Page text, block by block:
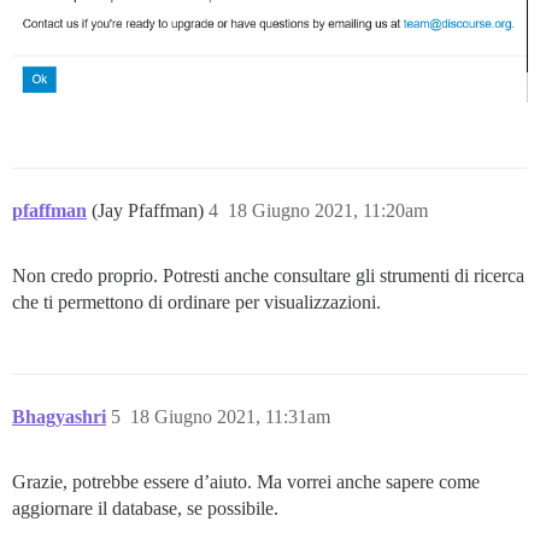
pfaffman (Jay Pfaffman) 18 Giugno 2021, 11:20am
4
Non credo proprio. Potresti anche consultare gli strumenti di ricerca
che ti permettono di ordinare per visualizzazioni.
Bhagyashri 18 Giugno 2021, 11:31am
5
Grazie, potrebbe essere d’aiuto. Ma vorrei anche sapere come
aggiornare il database, se possibile.